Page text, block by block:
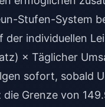
Stufen-System
der individuellen
× Täglicher
sofort, sobald
Grenze von